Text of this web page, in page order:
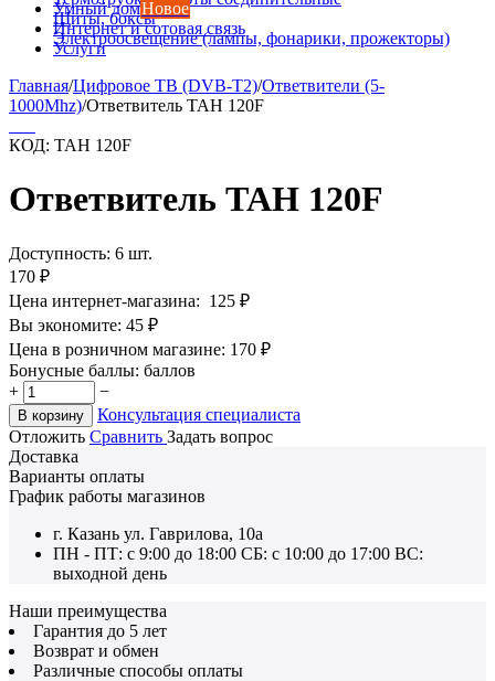
Щиты, боксы
Электроосвещение (лампы, фонарики, прожекторы)
Умный домНовое
Интернет и сотовая связь
Услуги
Главная/Цифровое ТВ (DVB-T2)/Ответвители (5-
1000Mhz)/Ответвитель TAH 120F
КОД: TAH 120F
Ответвитель TAH 120F
Доступность: 6 шт.
170 ₽
Цена интернет-магазина: 125 ₽
Вы экономите: 45 ₽
Цена в розничном магазине: 170 ₽
Бонусные баллы: баллов
+
−
В корзину
Консультация специалиста
Отложить Сравнить Задать вопрос
Доставка
Варианты оплаты
График работы магазинов
г. Казань ул. Гаврилова, 10а
ПН - ПТ: с 9:00 до 18:00 СБ: с 10:00 до 17:00 ВС:
выходной день
Наши преимущества
Гарантия до 5 лет
Возврат и обмен
Различные способы оплаты